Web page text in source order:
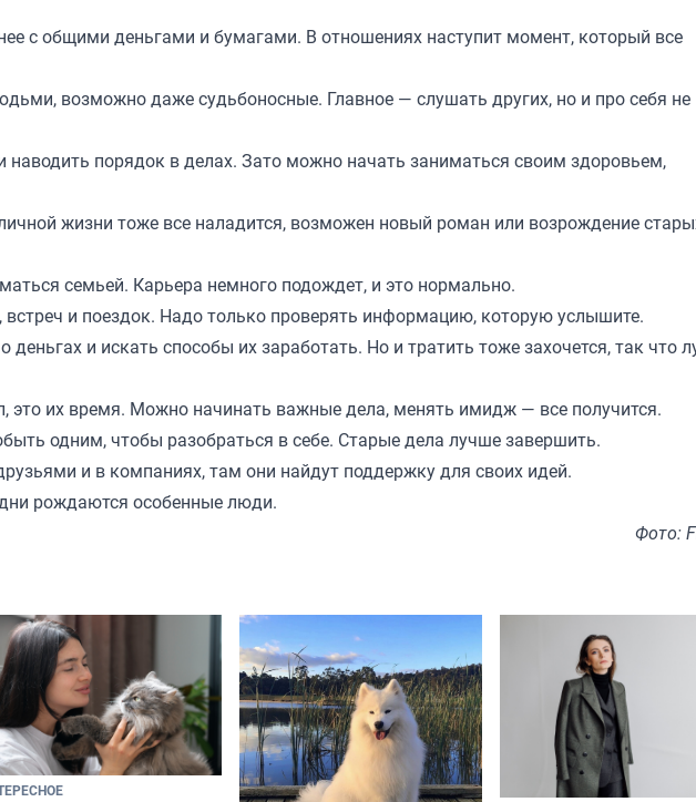
с общими деньгами и бумагами. В отношениях наступит момент, который все
возможно даже судьбоносные. Главное — слушать других, но и про себя не
наводить порядок в делах. Зато можно начать заниматься своим здоровьем,
жизни тоже все наладится, возможен новый роман или возрождение
семьей. Карьера немного подождет, и это нормально.
и поездок. Надо только проверять информацию, которую услышите.
и искать способы их заработать. Но и тратить тоже захочется, так что
это их время. Можно начинать важные дела, менять имидж — все получится.
одним, чтобы разобраться в себе. Старые дела лучше завершить.
и в компаниях, там они найдут поддержку для своих идей.
рождаются особенные люди.
Фото: